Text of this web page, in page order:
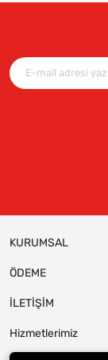
KURUMSAL
ÖDEME
İLETİŞİM
Hizmetlerimiz